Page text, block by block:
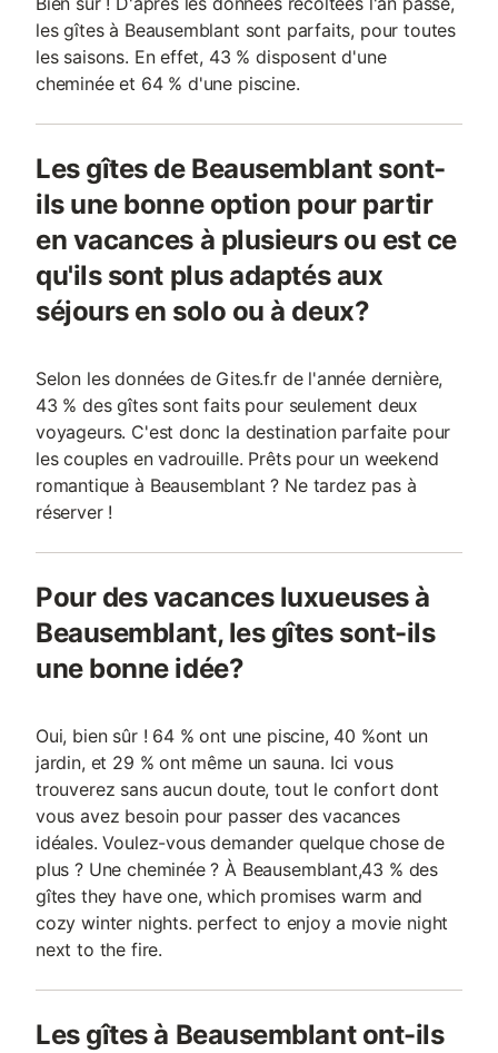
les gîtes à Beausemblant sont parfaits, pour toutes
les saisons. En effet, 43 % disposent d'une
cheminée et 64 % d'une piscine.
Les gîtes de Beausemblant sont-
ils une bonne option pour partir
en vacances à plusieurs ou est ce
qu'ils sont plus adaptés aux
séjours en solo ou à deux?
Selon les données de Gites.fr de l'année dernière,
43 % des gîtes sont faits pour seulement deux
voyageurs. C'est donc la destination parfaite pour
les couples en vadrouille. Prêts pour un weekend
romantique à Beausemblant ? Ne tardez pas à
réserver !
Pour des vacances luxueuses à
Beausemblant, les gîtes sont-ils
une bonne idée?
Oui, bien sûr ! 64 % ont une piscine, 40 %ont un
jardin, et 29 % ont même un sauna. Ici vous
trouverez sans aucun doute, tout le confort dont
vous avez besoin pour passer des vacances
idéales. Voulez-vous demander quelque chose de
plus ? Une cheminée ? À Beausemblant,43 % des
gîtes they have one, which promises warm and
cozy winter nights. perfect to enjoy a movie night
next to the fire.
Les gîtes à Beausemblant ont-ils